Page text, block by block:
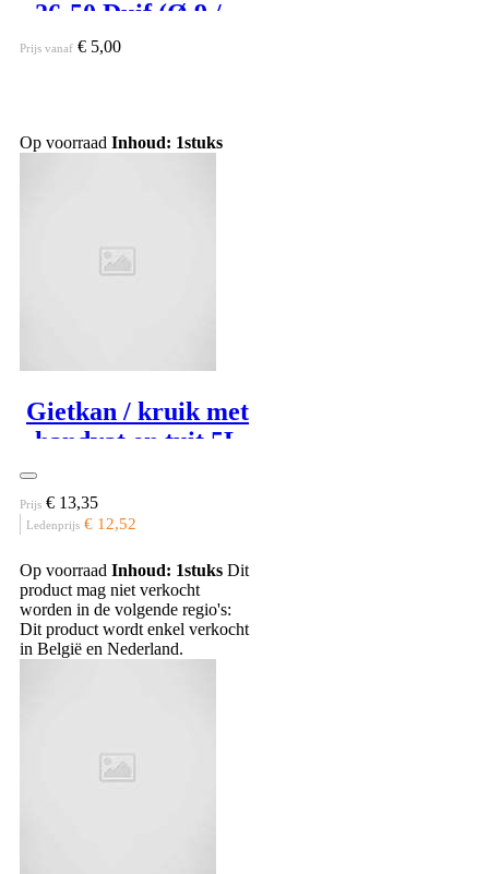
26-50 Duif (Ø 9 / 8
mm)
Prijs vanaf € 5,00
Op voorraad Inhoud: 1stuks
Gietkan / kruik met
handvat en tuit 5L
Prijs € 13,35
Ledenprijs € 12,52
Op voorraad Inhoud: 1stuks Dit
product mag niet verkocht
worden in de volgende regio's:
Dit product wordt enkel verkocht
in België en Nederland.